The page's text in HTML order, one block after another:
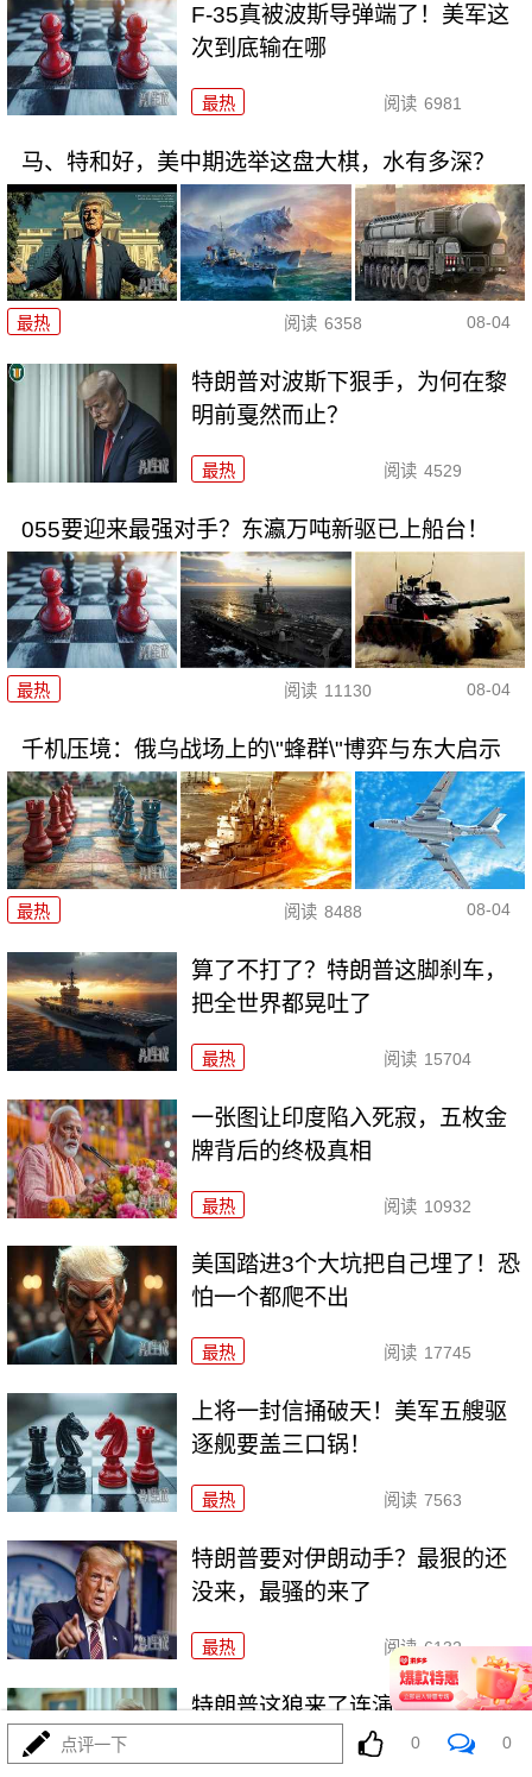
F-35真被波斯导弹端了！美军这
次到底输在哪
最热 阅读 6981
马、特和好，美中期选举这盘大棋，水有多深？
最热 阅读 6358 08-04
特朗普对波斯下狠手，为何在黎
明前戛然而止？
最热 阅读 4529
055要迎来最强对手？东瀛万吨新驱已上船台！
最热 阅读 11130 08-04
千机压境：俄乌战场上的\"蜂群\"博弈与东大启示
最热 阅读 8488 08-04
算了不打了？特朗普这脚刹车，
把全世界都晃吐了
最热 阅读 15704
一张图让印度陷入死寂，五枚金
牌背后的终极真相
最热 阅读 10932
美国踏进3个大坑把自己埋了！恐
怕一个都爬不出
最热 阅读 17745
上将一封信捅破天！美军五艘驱
逐舰要盖三口锅！
最热 阅读 7563
特朗普要对伊朗动手？最狠的还
没来，最骚的来了
最热 阅读 6132
特朗普这狼来了连演十遍，伊
朗：你猜我信不信？
点评一下 0 0